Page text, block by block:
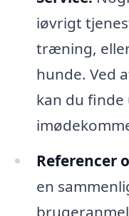
iøvrigt
træning,
hunde. Ved
kan du finde
Referencer
en